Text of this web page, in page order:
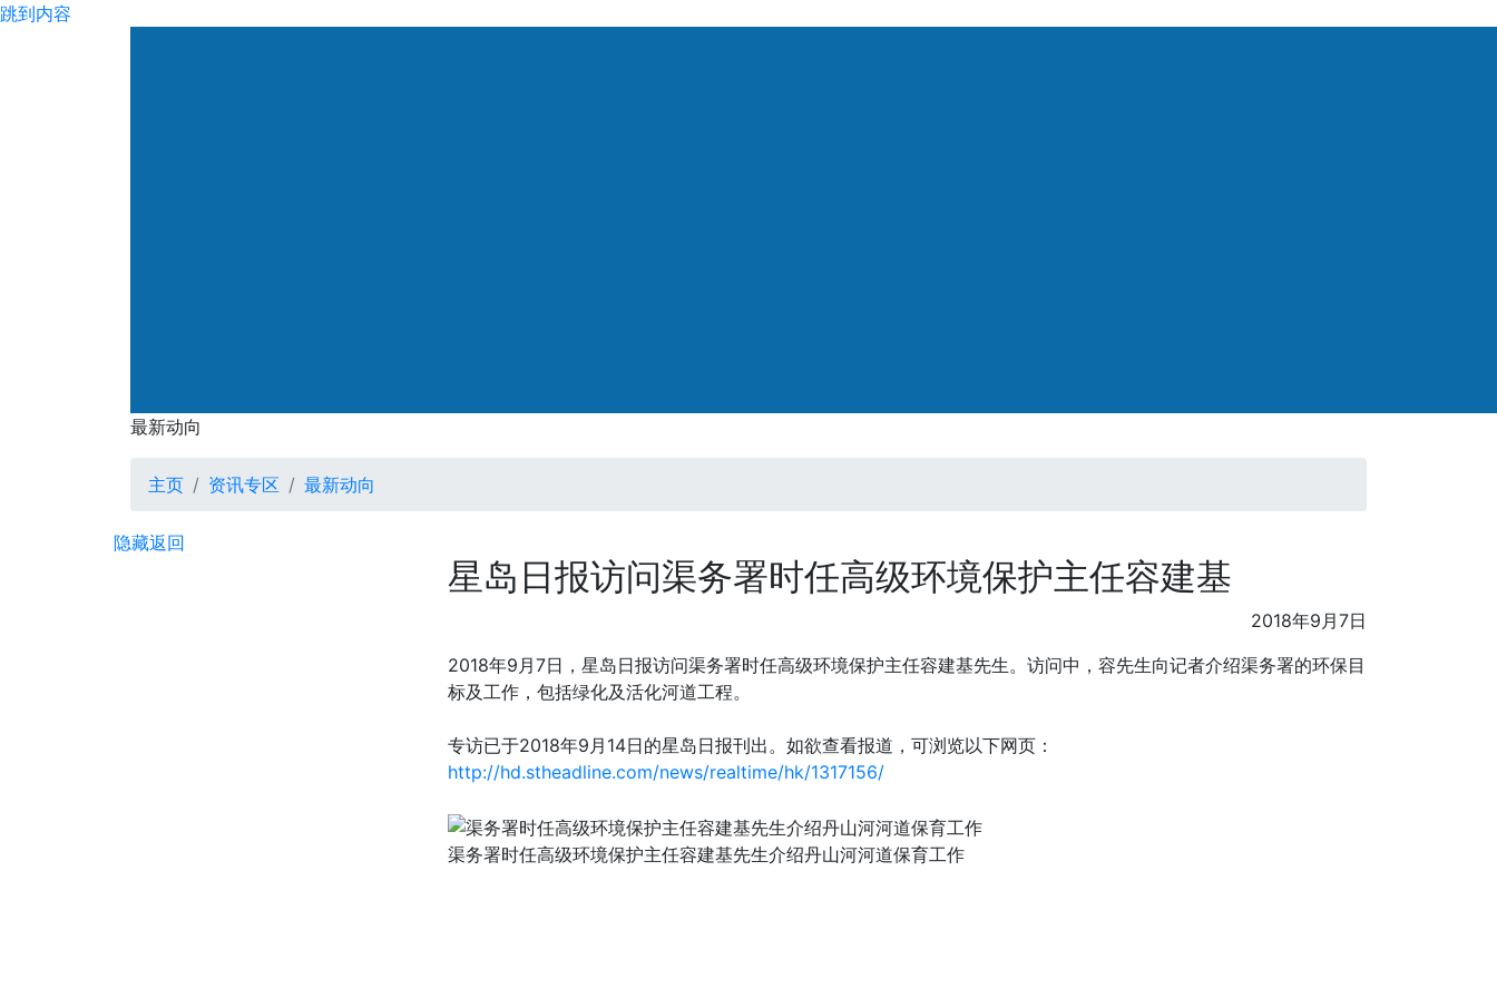
跳到内容
最新动向
最新动向
主页 资讯专区 最新动向
隐藏返回
星岛日报访问渠务署时任高级环境保护主任容建基
2018年9月7日
2018年9月7日，星岛日报访问渠务署时任高级环境保护主任容建基先生。访问中，容先生向记者介绍渠务署的环保目
标及工作，包括绿化及活化河道工程。
专访已于2018年9月14日的星岛日报刊出。如欲查看报道，可浏览以下网页：
http://hd.stheadline.com/news/realtime/hk/1317156/
渠务署时任高级环境保护主任容建基先生介绍丹山河河道保育工作